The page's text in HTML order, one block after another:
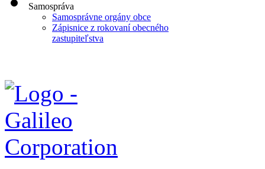
Samospráva
Samosprávne orgány obce
Zápisnice z rokovaní obecného
zastupiteľstva